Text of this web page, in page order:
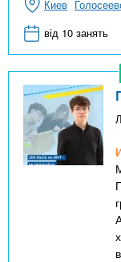
Киев
від 10 занять